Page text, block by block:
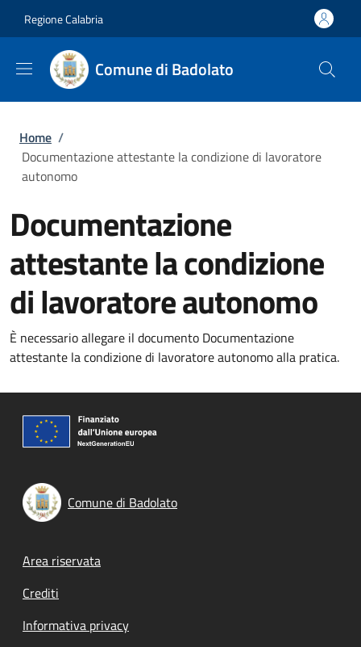
Regione Calabria
Comune di Badolato
Briciole di pane
Home /
Documentazione attestante la condizione di lavoratore
autonomo
Documentazione
attestante la condizione
di lavoratore autonomo
È necessario allegare il documento Documentazione
attestante la condizione di lavoratore autonomo alla pratica.
Comune di Badolato
Footer menu
Area riservata
Crediti
Informativa privacy